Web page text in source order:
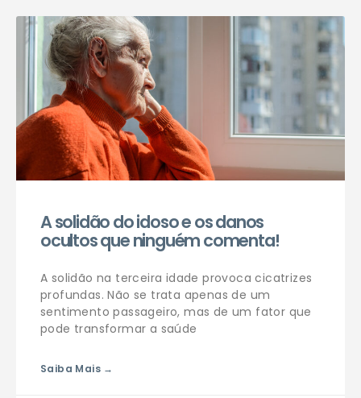
Agendar consulta
A solidão do idoso e os danos
ocultos que ninguém comenta!
A solidão na terceira idade provoca cicatrizes
profundas. Não se trata apenas de um
sentimento passageiro, mas de um fator que
pode transformar a saúde
Saiba Mais →